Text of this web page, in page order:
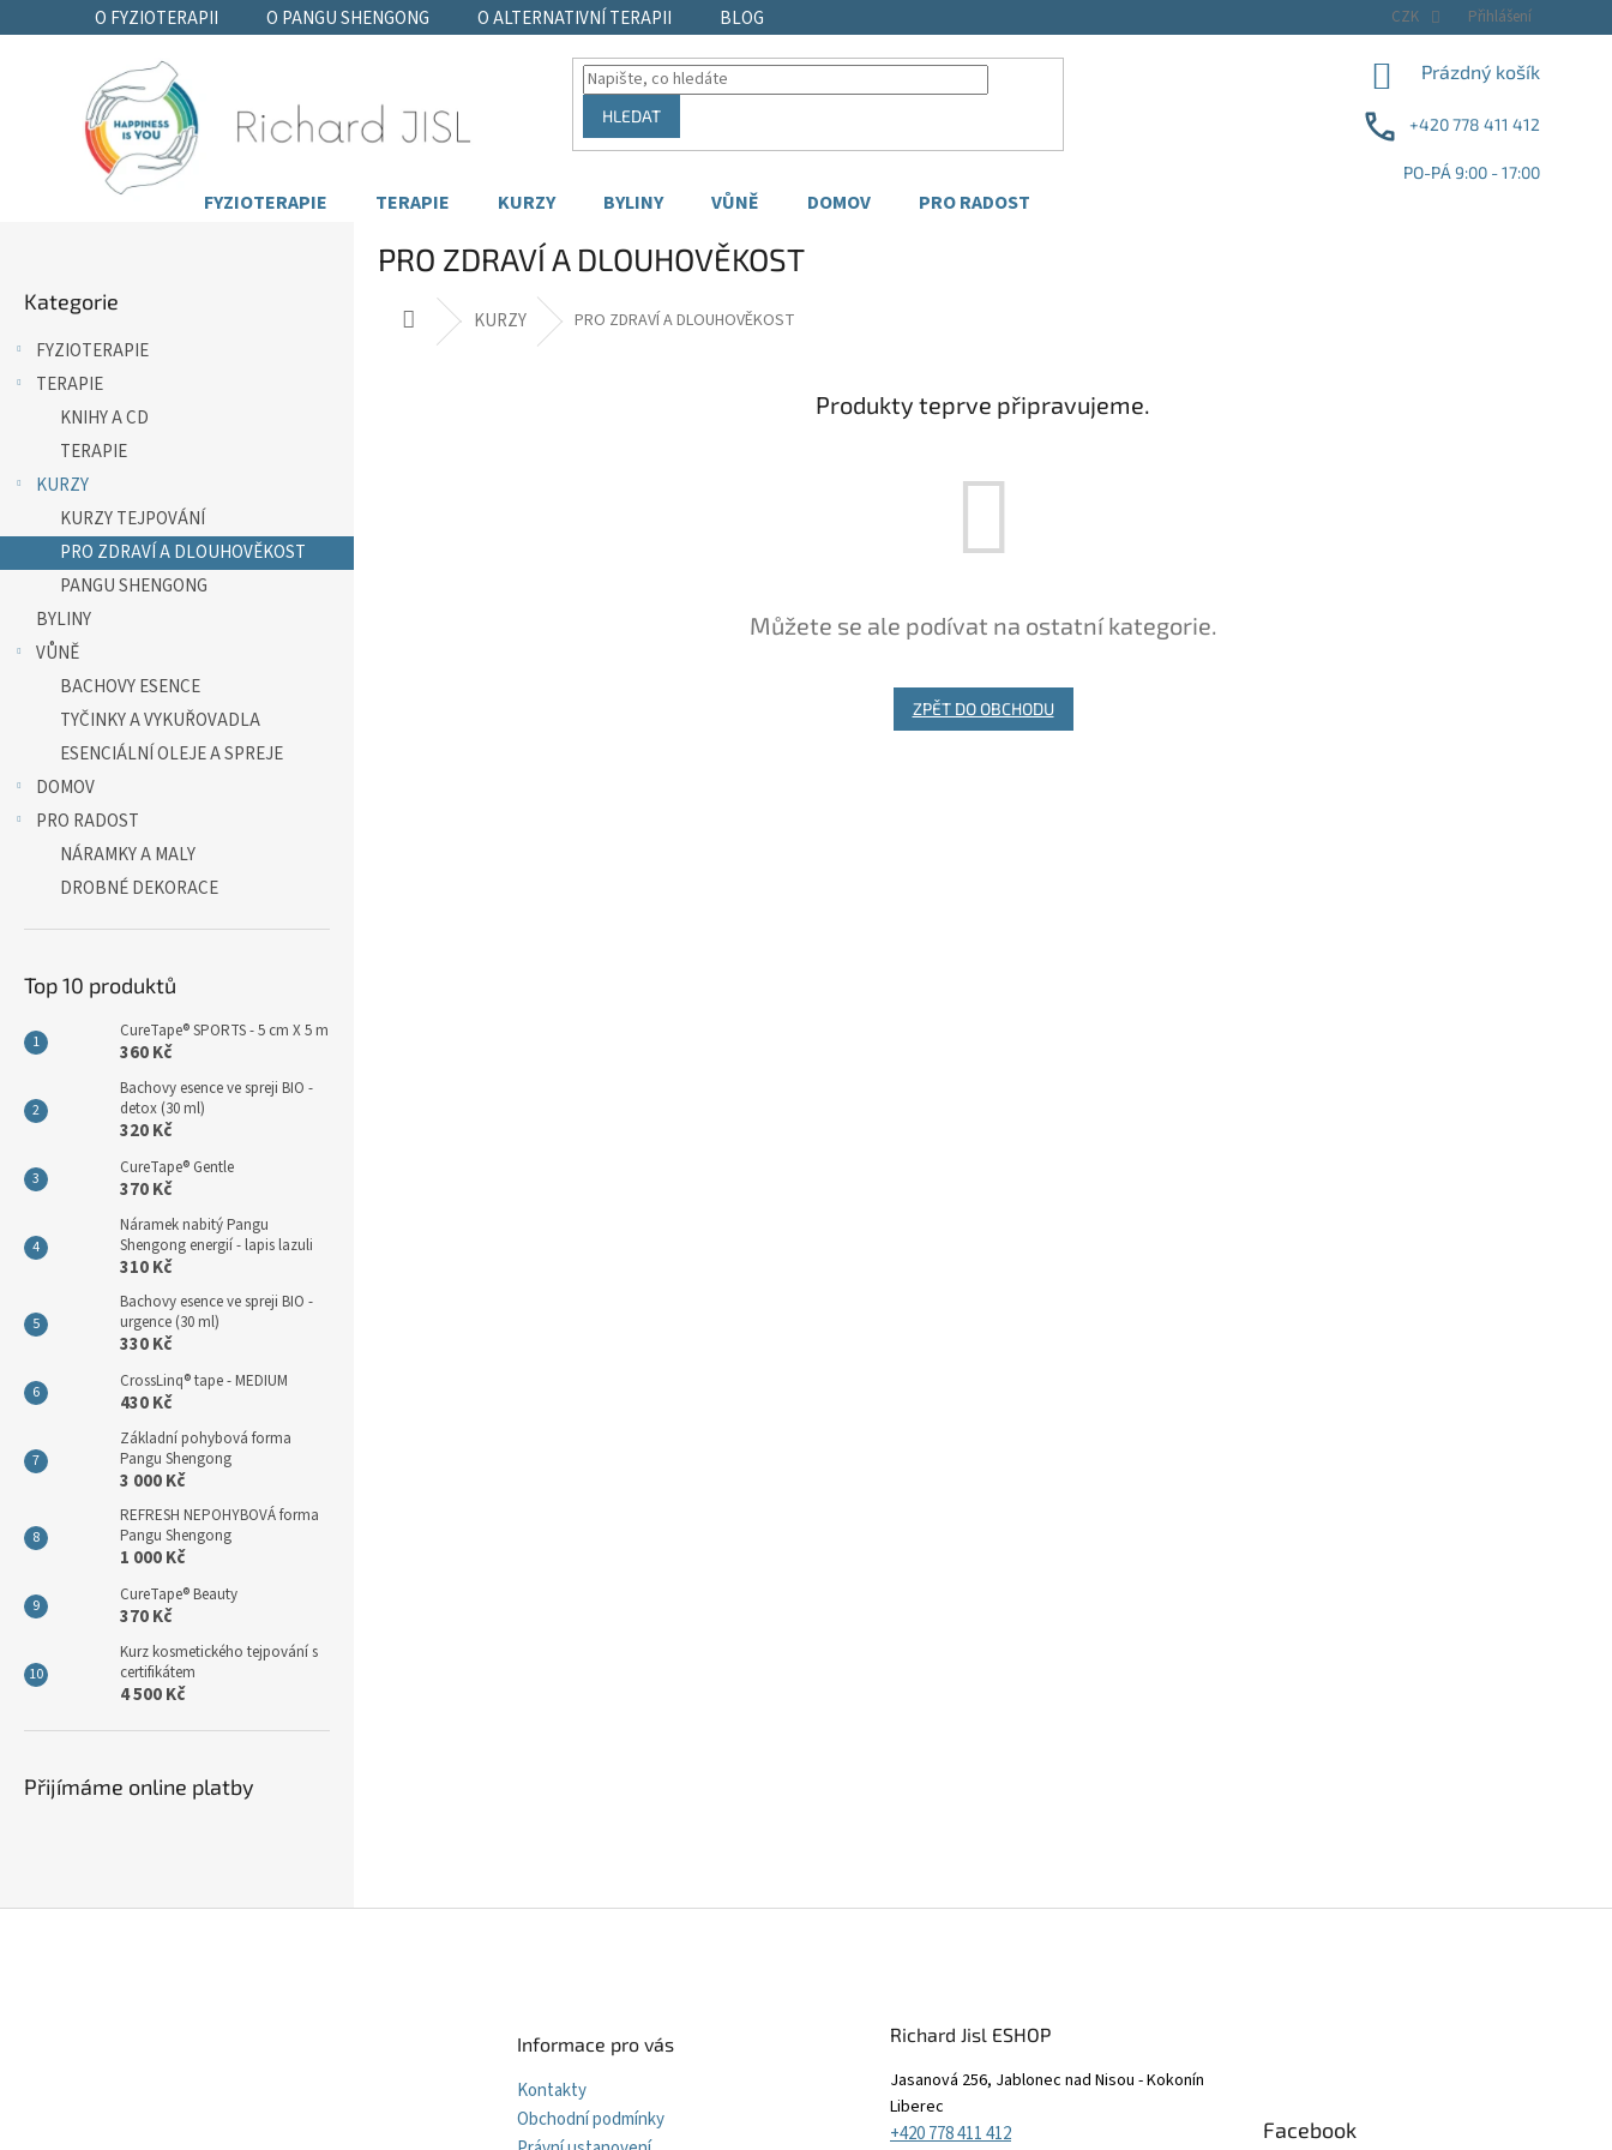
na
O FYZIOTERAPII O PANGU SHENGONG O ALTERNATIVNÍ TERAPII BLOG CZK Přihlášení
HLEDAT
NÁKUPNÍ
Prázdný košík
+420 778 411 412
PO-PÁ 9:00 - 17:00
FYZIOTERAPIE TERAPIE KURZY BYLINY VŮNĚ DOMOV PRO RADOST
l
kategorie
Kategorie
FYZIOTERAPIE
TERAPIE
KNIHY A CD
TERAPIE
KURZY
KURZY TEJPOVÁNÍ
PRO ZDRAVÍ A DLOUHOVĚKOST
PANGU SHENGONG
BYLINY
VŮNĚ
BACHOVY ESENCE
TYČINKY A VYKUŘOVADLA
ESENCIÁLNÍ OLEJE A SPREJE
DOMOV
PRO RADOST
NÁRAMKY A MALY
DROBNÉ DEKORACE
Top 10 produktů
CureTape® SPORTS - 5 cm X 5 m
360 Kč
Bachovy esence ve spreji BIO -
detox (30 ml)
320 Kč
CureTape® Gentle
370 Kč
Náramek nabitý Pangu
Shengong energií - lapis lazuli
310 Kč
Bachovy esence ve spreji BIO -
urgence (30 ml)
330 Kč
CrossLinq® tape - MEDIUM
430 Kč
Základní pohybová forma
Pangu Shengong
3 000 Kč
REFRESH NEPOHYBOVÁ forma
Pangu Shengong
1 000 Kč
CureTape® Beauty
370 Kč
Kurz kosmetického tejpování s
certifikátem
4 500 Kč
Přijímáme online platby
PRO ZDRAVÍ A DLOUHOVĚKOST
Domů KURZY PRO ZDRAVÍ A DLOUHOVĚKOST
Produkty teprve připravujeme.
Můžete se ale podívat na ostatní kategorie.
ZPĚT DO OBCHODU
Informace pro vás
Kontakty
Obchodní podmínky
Richard Jisl ESHOP
Jasanová 256, Jablonec nad Nisou - Kokonín
Liberec
+420 778 411 412 Facebook